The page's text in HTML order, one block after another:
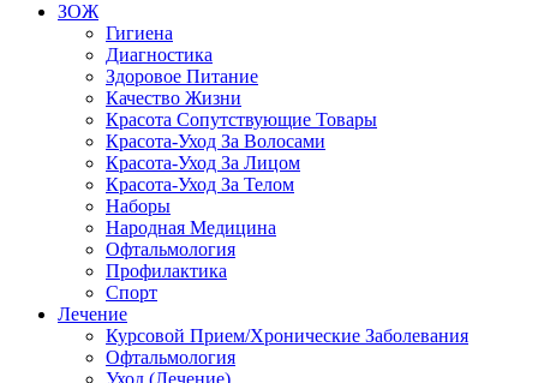
ЗОЖ
Гигиена
Диагностика
Здоровое Питание
Качество Жизни
Красота Сопутствующие Товары
Красота-Уход За Волосами
Красота-Уход За Лицом
Красота-Уход За Телом
Наборы
Народная Медицина
Офтальмология
Профилактика
Спорт
Лечение
Курсовой Прием/Хронические Заболевания
Офтальмология
Уход (Лечение)